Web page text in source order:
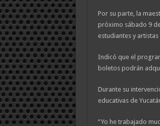
Por su parte, la
próximo sábado 9
estudiantes y
Indicó que el
boletos podrán
Durante su
educativas de
“Yo he trabajado